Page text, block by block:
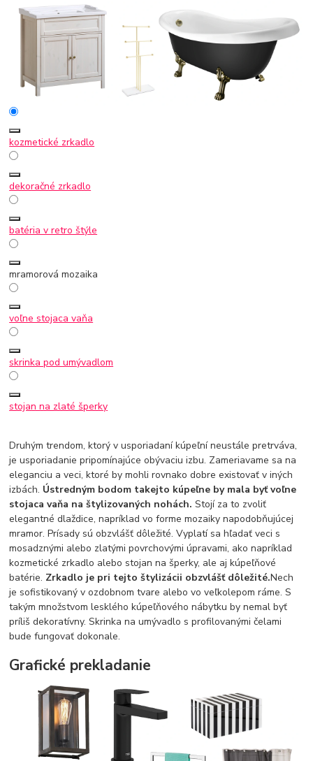
kozmetické zrkadlo
dekoračné zrkadlo
batéria v retro štýle
mramorová mozaika
voľne stojaca vaňa
skrinka pod umývadlom
stojan na zlaté šperky
Druhým trendom, ktorý v usporiadaní kúpeľní neustále pretrváva,
je usporiadanie pripomínajúce obývaciu izbu. Zameriavame sa na
eleganciu a veci, ktoré by mohli rovnako dobre existovať v iných
izbách. Ústredným bodom takejto kúpeľne by mala byť voľne
stojaca vaňa na štylizovaných nohách.Stojí za to zvoliť
elegantné dlaždice, napríklad vo forme mozaiky napodobňujúcej
mramor. Prísady sú obzvlášť dôležité. Vyplatí sa hľadať veci s
mosadznými alebo zlatými povrchovými úpravami, ako napríklad
kozmetické zrkadlo alebo stojan na šperky, ale aj kúpeľňové
batérie. Zrkadlo je pri tejto štylizácii obzvlášť dôležité.Nech
je sofistikovaný v ozdobnom tvare alebo vo veľkolepom ráme. S
takým množstvom lesklého kúpeľňového nábytku by nemal byť
príliš dekoratívny. Skrinka na umývadlo s profilovanými čelami
bude fungovať dokonale.
Grafické prekladanie